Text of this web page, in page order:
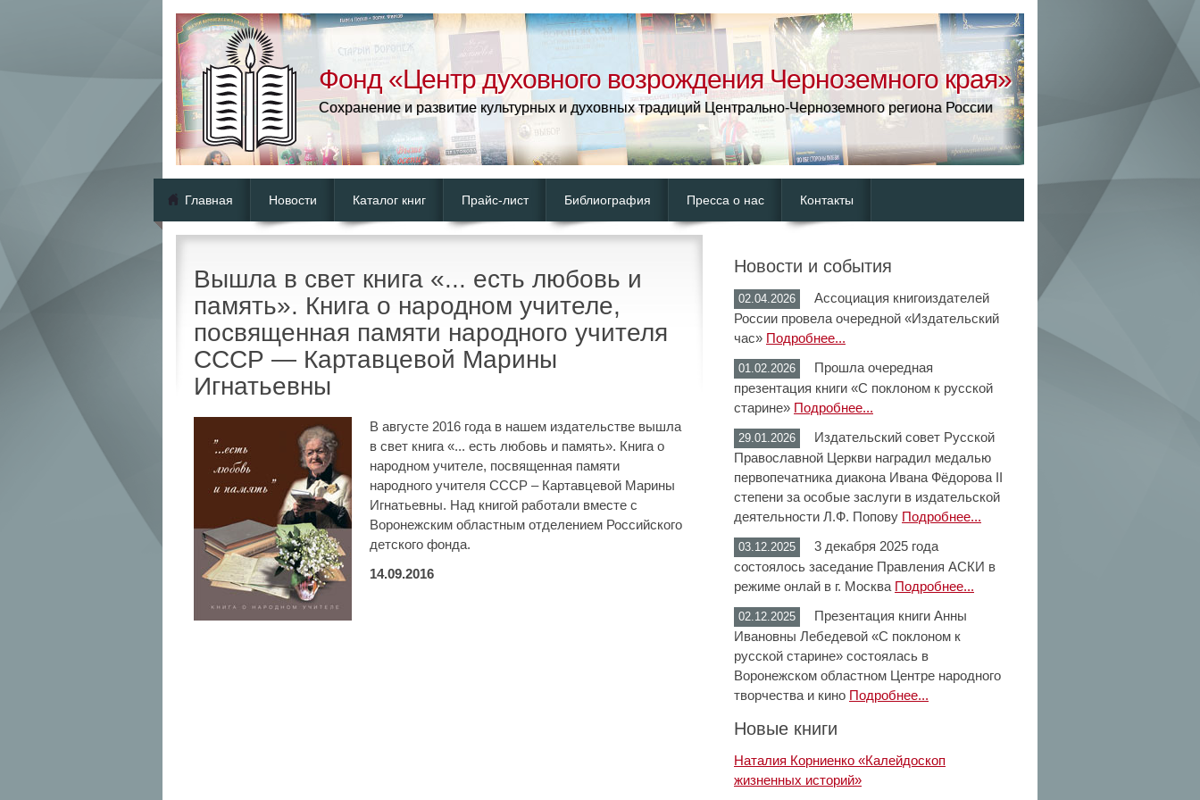
Фонд «Центр духовного возрождения Черноземного края»
Сохранение и развитие культурных и духовных традиций Центрально-Черноземного региона России
Главная Новости Каталог книг Прайс-лист Библиография Пресса о нас Контакты
Вышла в свет книга «... есть любовь и
память». Книга о народном учителе,
посвященная памяти народного учителя
СССР — Картавцевой Марины
Игнатьевны
В августе 2016 года в нашем издательстве вышла
в свет книга «... есть любовь и память». Книга о
народном учителе, посвященная памяти
народного учителя СССР – Картавцевой Марины
Игнатьевны. Над книгой работали вместе с
Воронежским областным отделением Российского
детского фонда.
14.09.2016
Новости и события
02.04.2026
Ассоциация книгоиздателей
России провела очередной «Издательский
час» Подробнее...
01.02.2026
Прошла очередная
презентация книги «С поклоном к русской
старине» Подробнее...
29.01.2026
Издательский совет Русской
Православной Церкви наградил медалью
первопечатника диакона Ивана Фёдорова II
степени за особые заслуги в издательской
деятельности Л.Ф. Попову Подробнее...
03.12.2025
3 декабря 2025 года
состоялось заседание Правления АСКИ в
режиме онлай в г. Москва Подробнее...
02.12.2025
Презентация книги Анны
Ивановны Лебедевой «С поклоном к
русской старине» состоялась в
Воронежском областном Центре народного
творчества и кино Подробнее...
Новые книги
Наталия Корниенко «Калейдоскоп
жизненных историй»